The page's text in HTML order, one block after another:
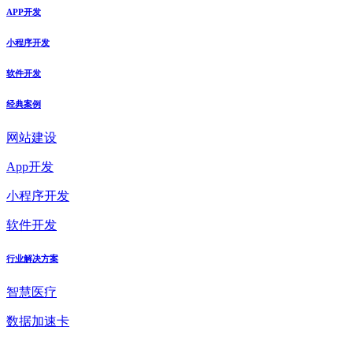
APP开发
小程序开发
软件开发
经典案例
网站建设
App开发
小程序开发
软件开发
行业解决方案
智慧医疗
数据加速卡